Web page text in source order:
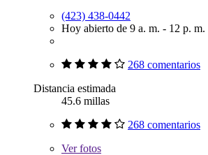
(423) 438-0442
Hoy abierto de 9 a. m. - 12 p. m.
268 comentarios
Distancia estimada
45.6 millas
268 comentarios
Verfotos